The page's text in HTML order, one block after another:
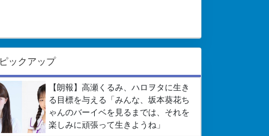
ピックアップ
【朗報】高瀬くるみ、ハロヲタに生き
る目標を与える「みんな、坂本葵花ち
ゃんのバーイベを見るまでは、それを
楽しみに頑張って生きようね」